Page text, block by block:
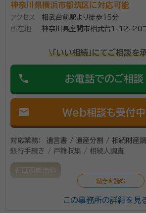
げています。
資格等： 行政書士
神奈川県横浜市都筑区に対応可能
アクセス
相武台前駅より徒歩15分
所在地
神奈川県座間市相武台1-12-20コ
\「いい相続」にてご相談を
phone お電話でのご相談
mail Web相談も受付中
対応業務：
遺言書 / 遺産分割 / 相続財産
銀行手続き / 戸籍収集 / 相続人調査
初回面談無料
この事務所の詳細を見